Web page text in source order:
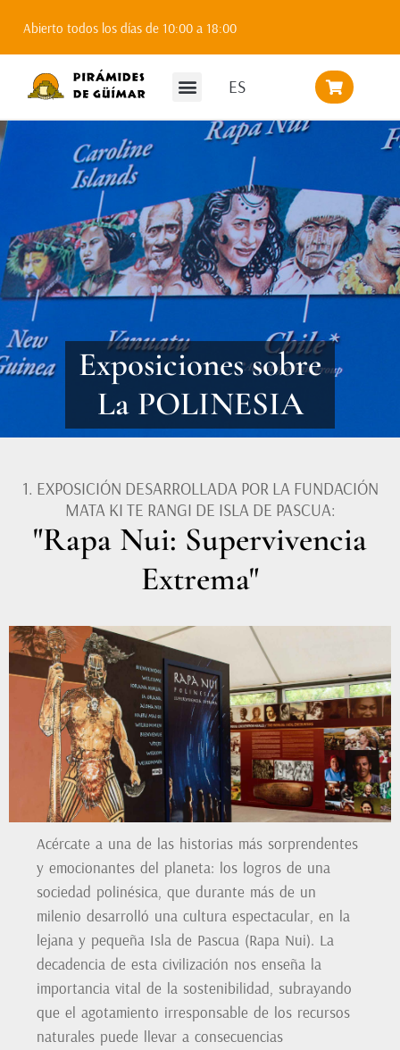
Abierto todos los días de 10:00 a 18:00
ES
Exposiciones sobre
La POLINESIA
1. EXPOSICIÓN DESARROLLADA POR LA FUNDACIÓN
MATA KI TE RANGI DE ISLA DE PASCUA:
"Rapa Nui: Supervivencia
Extrema"
Acércate a una de las historias más sorprendentes
y emocionantes del planeta: los logros de una
sociedad polinésica, que durante más de un
milenio desarrolló una cultura espectacular, en la
lejana y pequeña Isla de Pascua (Rapa Nui). La
decadencia de esta civilización nos enseña la
importancia vital de la sostenibilidad, subrayando
que el agotamiento irresponsable de los recursos
naturales puede llevar a consecuencias